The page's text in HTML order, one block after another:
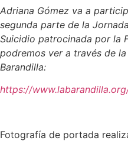
Adriana Gómez va a
segunda parte de la
Suicidio patrocinada por la
podremos ver a través de
Barandilla:
https://
Fotografía de portada